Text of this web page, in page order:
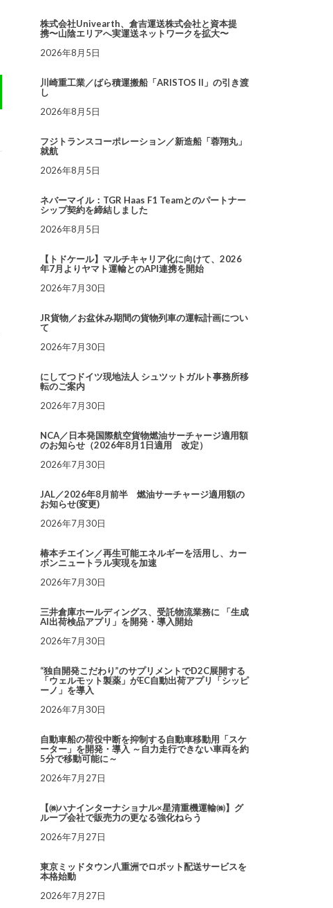
株式会社Univearth、倉吉運送株式会社と資本提
携〜山陰エリアへ実運送ネットワークを拡大〜
2026年8月5日
川崎重工業／ばら積運搬船「ARISTOS II」の引き渡
し
2026年8月5日
フジトランスコーポレーション／新造船「蓉翔丸」
就航
2026年8月5日
ネバーマイル：TGR Haas F1 Teamとのパートナー
シップ契約を締結しました
2026年8月5日
【トドケール】マルチキャリア化に向けて、2026
年7月よりヤマト運輸とのAPI連携を開始
2026年7月30日
JR貨物／お盆休み期間の貨物列車の運転計画につい
て
2026年7月30日
にしてつドイツ現地法人 シュツットガルト事務所移
転のご案内
2026年7月30日
NCA／日本発国際航空貨物燃油サーチャージ適用額
のお知らせ（2026年8月1日適用 改定）
2026年7月30日
JAL／2026年8月前半 燃油サーチャージ適用額の
お知らせ(変更)
2026年7月30日
椿本チエイン／再生可能エネルギーを活用し、カー
ボンニュートラル実現を加速
2026年7月30日
三井倉庫ホールディングス、受託物流業務に 「生成
AI出荷検品アプリ」を開発・導入開始
2026年7月30日
“独自開発こだわり”のサプリメントでD2C展開する
「ウェルモット製薬」がEC自動出荷アプリ「シッピ
ーノ」を導入
2026年7月30日
自動車船の荷役中断を抑制する自動車移動用「スケ
ーター」を開発・導入 ～自力走行できない車両を約
5分で移動可能に～
2026年7月27日
【㈱ハナインターナショナル×星清重機運輸㈱】グ
ループ会社で販売力の更なる強化ねらう
2026年7月27日
東京ミッドタウン八重洲でロボット配送サービスを
本格始動
2026年7月27日